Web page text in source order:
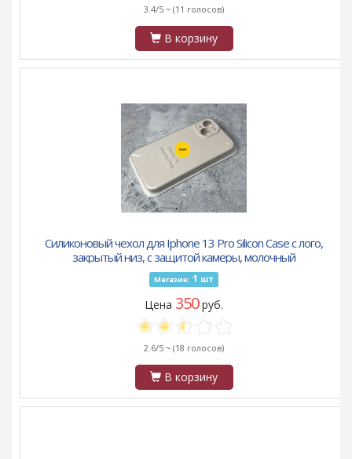
3.4/5 ~ (11 голосов)
В корзину
Силиконовый чехол для Iphone 13 Pro Silicon Case с лого,
закрытый низ, с защитой камеры, молочный
Магазин: 1 шт
Цена 350руб.
2.6/5 ~ (18 голосов)
В корзину